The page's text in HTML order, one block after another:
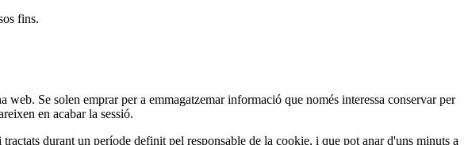
fins.
Se solen emprar per a emmagatzemar informació que només interessa conservar per
en acabar la sessió.
durant un període definit pel responsable de la cookie, i que pot anar d'uns minuts a